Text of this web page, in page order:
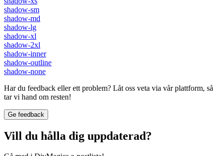
shadow-sm
shadow-md
shadow-lg
shadow-xl
shadow-2xl
shadow-inner
shadow-outline
shadow-none
Har du feedback eller ett problem? Låt oss veta via vår plattform, så
tar vi hand om resten!
Ge feedback
Vill du hålla dig uppdaterad?